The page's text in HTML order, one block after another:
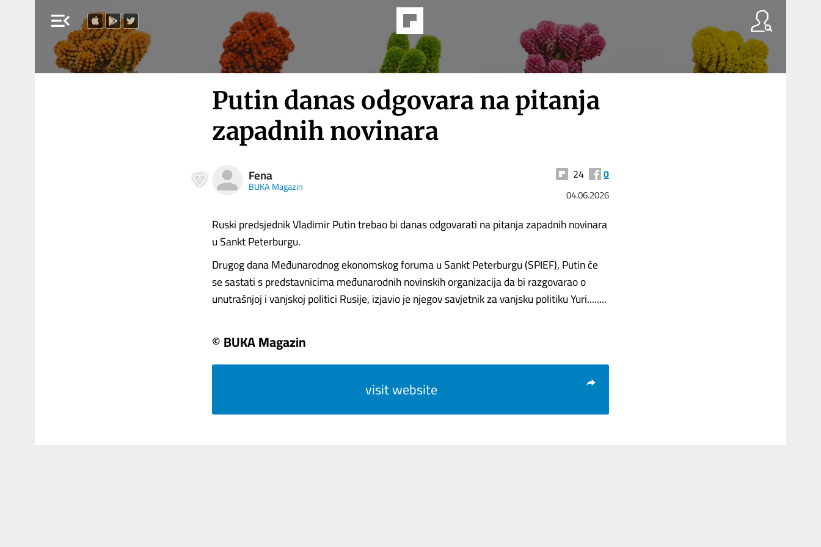
menu_open
Putin danas odgovara na pitanja
zapadnih novinara
Fena
BUKA Magazin
24 0
04.06.2026
Ruski predsjednik Vladimir Putin trebao bi danas odgovarati na pitanja zapadnih novinara
u Sankt Peterburgu.
Drugog dana Međunarodnog ekonomskog foruma u Sankt Peterburgu (SPIEF), Putin će
se sastati s predstavnicima međunarodnih novinskih organizacija da bi razgovarao o
unutrašnjoj i vanjskoj politici Rusije, izjavio je njegov savjetnik za vanjsku politiku Yuri........
© BUKA Magazin
visit website